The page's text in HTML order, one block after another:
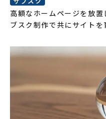
高額なホームページを放
ブスク制作で共にサイトを